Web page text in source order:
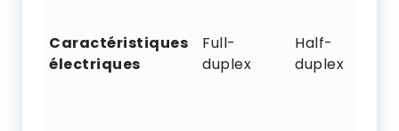
Caractéristiques
électriques
Full-
duplex
Half-
duplex